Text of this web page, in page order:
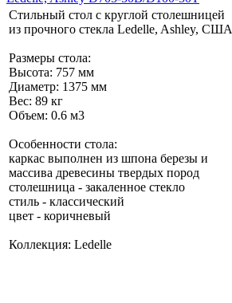
Стильный стол с круглой столешницей
из прочного стекла Ledelle, Ashley, США
Размеры стола:
Высота: 757 мм
Диаметр: 1375 мм
Вес: 89 кг
Объем: 0.6 м3
Особенности стола:
каркас выполнен из шпона березы и
массива древесины твердых пород
столешница - закаленное стекло
стиль - классический
цвет - коричневый
Коллекция: Ledelle